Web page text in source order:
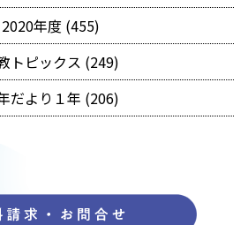
2020年度 (455)
トピックス (249)
だより１年 (206)